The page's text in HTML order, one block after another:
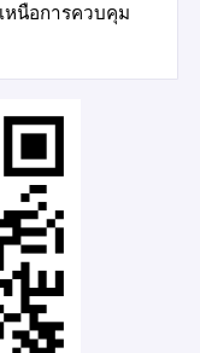
หนือการควบคุม